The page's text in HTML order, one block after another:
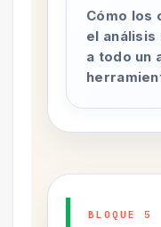
Cómo los
el análisis
a todo un
BLOQUE 5